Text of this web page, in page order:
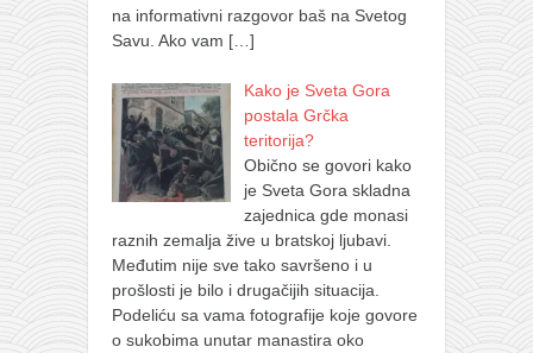
na informativni razgovor baš na Svetog
Savu. Ako vam […]
Kako je Sveta Gora
postala Grčka
teritorija?
Obično se govori kako
je Sveta Gora skladna
zajednica gde monasi
raznih zemalja žive u bratskoj ljubavi.
Međutim nije sve tako savršeno i u
prošlosti je bilo i drugačijih situacija.
Podeliću sa vama fotografije koje govore
o sukobima unutar manastira oko